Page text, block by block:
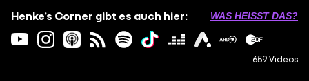
Henke’s Corner gibt es auch hier:
WAS HEISST DAS?
659 Videos